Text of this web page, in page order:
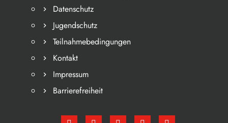
Datenschutz
Jugendschutz
Teilnahmebedingungen
Kontakt
Impressum
Barrierefreiheit